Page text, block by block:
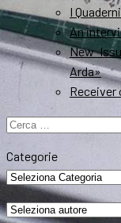
I
An
New
Arda»
Receiver
Ricerca
Categorie